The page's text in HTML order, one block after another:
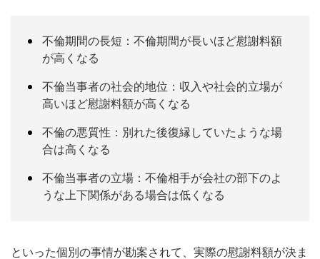
不倫期間の長短：不倫期間が長いほど慰謝料額
が高くなる
不倫当事者の社会的地位：収入や社会的立場が
高いほど慰謝料額が高くなる
不倫の悪質性：別れた後復縁していたような場
合は高くなる
不倫当事者の立場：不倫相手が会社の部下のよ
うな上下関係がある場合は低くなる
といった個別の事情が勘案されて、実際の慰謝料額が決ま